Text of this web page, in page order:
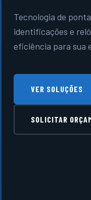
Tecnologia de
identificações e
eficiência para sua
VER SOLUÇÕES
SOLICITAR